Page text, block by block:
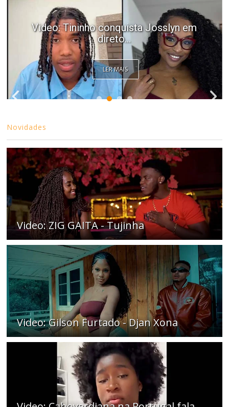
Video: Tininho conquista Josslyn em
direto...
LER MAIS
Novidades
Video: ZIG GAITA - Tujinha
Video: Gilson Furtado - Djan Xona